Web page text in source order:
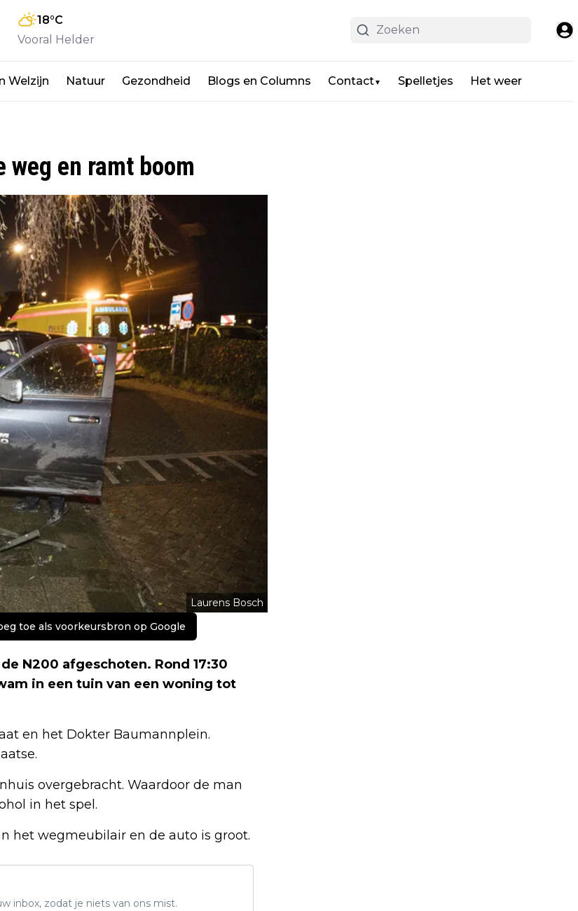
18°C
Vooral Helder
Welzijn Natuur Gezondheid Blogs en Columns Contact▼ Spelletjes Het weer
en ramt boom
Laurens Bosch
toe als voorkeursbron op Google
N200 afgeschoten. Rond 17:30
in een tuin van een woning tot
en het Dokter Baumannplein.
overgebracht. Waardoor de man
in het spel.
het wegmeubilair en de auto is groot.
inbox, zodat je niets van ons mist.